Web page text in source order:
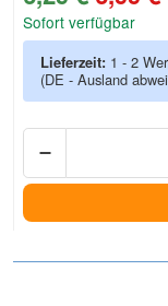
Sofort verfügbar
Lieferzeit: 1 - 2
(DE - Ausland